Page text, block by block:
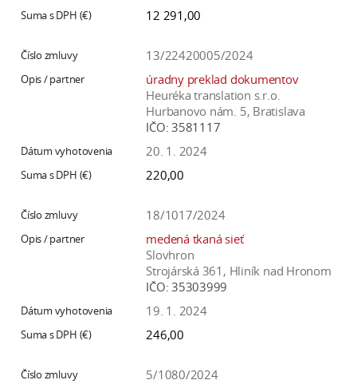
12 291,00
13/22420005/2024
úradny preklad dokumentov
Heuréka translation s.r.o.
Hurbanovo nám. 5, Bratislava
IČO: 3581117
20. 1. 2024
220,00
18/1017/2024
medená tkaná sieť
Slovhron
Strojárská 361, Hliník nad Hronom
IČO: 35303999
19. 1. 2024
246,00
5/1080/2024